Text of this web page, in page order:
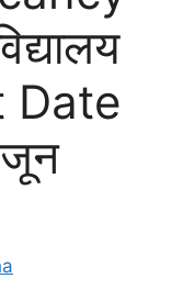
Date